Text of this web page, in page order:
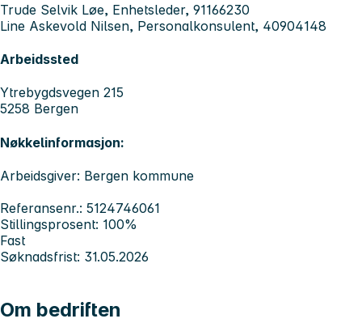
Trude Selvik Løe, Enhetsleder, 91166230
Line Askevold Nilsen, Personalkonsulent, 40904148
Arbeidssted
Ytrebygdsvegen 215
5258 Bergen
Nøkkelinformasjon:
Arbeidsgiver: Bergen kommune
Referansenr.: 5124746061
Stillingsprosent: 100%
Fast
Søknadsfrist: 31.05.2026
Om bedriften